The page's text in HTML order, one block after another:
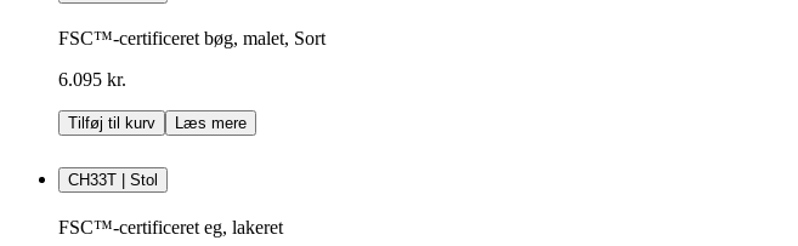
FSC™-certificeret bøg, malet, Sort
6.095 kr.
Tilføj til kurv Læs mere
CH33T | Stol
FSC™-certificeret eg, lakeret